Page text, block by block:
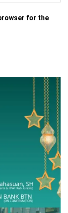
for the